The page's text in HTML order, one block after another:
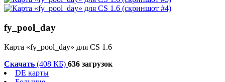
fy_pool_day
Карта «fy_pool_day» для CS 1.6
Скачать (408 КБ) 636 загрузок
DE карты